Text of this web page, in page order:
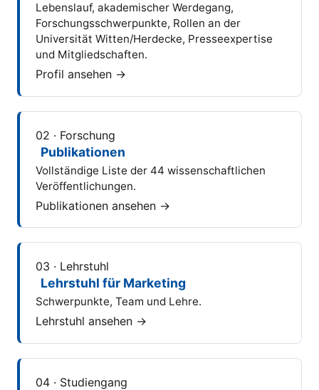
Lebenslauf, akademischer Werdegang,
Forschungsschwerpunkte, Rollen an der
Universität Witten/Herdecke, Presseexpertise
und Mitgliedschaften.
Profil ansehen →
02 · Forschung
Publikationen
Vollständige Liste der 44 wissenschaftlichen
Veröffentlichungen.
Publikationen ansehen →
03 · Lehrstuhl
Lehrstuhl für Marketing
Schwerpunkte, Team und Lehre.
Lehrstuhl ansehen →
04 · Studiengang